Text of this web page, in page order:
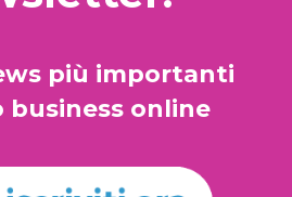
più importanti
business online